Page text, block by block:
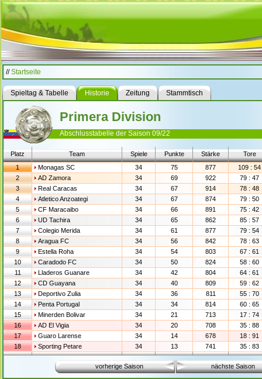
//Startseite
Spieltag & Tabelle Historie Zeitung Stammtisch
Primera Division
Abschlusstabelle der Saison 09/22
Platz Team Spiele Punkte Stärke
Tore
1
Monagas SC 34 75 877
109 : 54
2
AD Zamora 34 69 922
79 : 47
3
Real Caracas 34 67 914
78 : 48
4
Atletico Anzoategi 34 67 874
79 : 50
5
CF Maracaibo 34 66 891
75 : 42
6
UD Tachira 34 65 862
85 : 57
7
Colegio Merida 34 61 877
79 : 54
8
Aragua FC 34 56 842
78 : 63
9
Estella Roha 34 54 803
67 : 61
10
Caradodo FC 34 50 824
58 : 60
11
Lladeros Guanare 34 42 804
64 : 61
12
CD Guayana 34 40 809
59 : 62
13
Deportivo Zulia 34 36 811
55 : 70
14
Penta Portugal 34 34 814
60 : 65
15
Minerden Bolivar 34 21 713
17 : 74
16
AD El Vigia 34 20 708
35 : 88
17
Guaro Larense 34 14 678
18 : 91
18
Sporting Petare 34 13 741 35 : 83
vorherige Saison nächste Saison